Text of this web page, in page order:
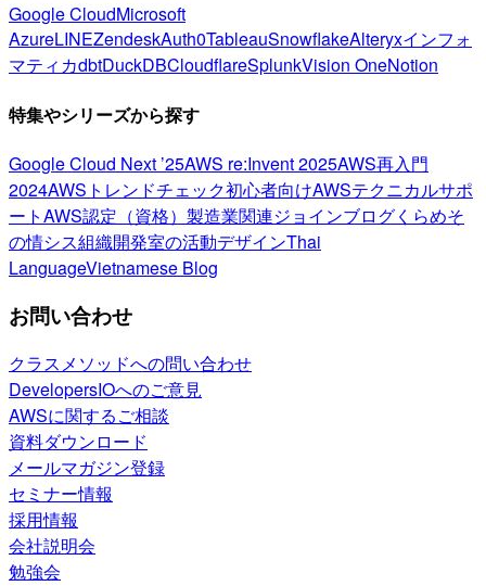
Google CloudMicrosoft
AzureLINEZendeskAuth0TableauSnowflakeAlteryxインフォ
マティカdbtDuckDBCloudflareSplunkVision OneNotion
特集やシリーズから探す
Google Cloud Next ’25AWS re:Invent 2025AWS再入門
2024AWSトレンドチェック初心者向けAWSテクニカルサポ
ートAWS認定（資格） 製造業関連ジョインブログくらめそ
の情シス組織開発室の活動デザインThai
LanguageVietnamese Blog
お問い合わせ
クラスメソッドへの問い合わせ
DevelopersIOへのご意見
AWSに関するご相談
資料ダウンロード
メールマガジン登録
セミナー情報
採用情報
会社説明会
勉強会